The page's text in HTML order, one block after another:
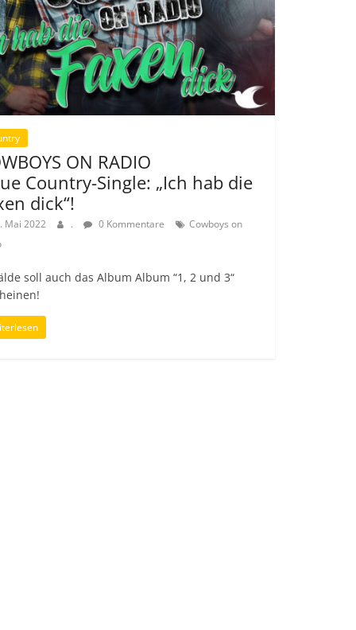
ON RADIO
Country-Single: „Ich hab die
dick“!
Mai 2022 . 0 Kommentare
Cowboys on
soll auch das Album Album “1, 2 und 3“